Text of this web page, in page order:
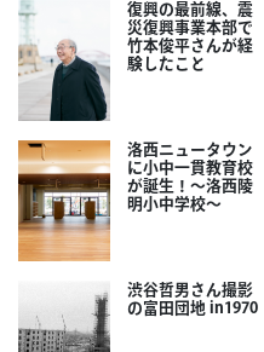
復興の最前線、震
災復興事業本部で
竹本俊平さんが経
験したこと
洛西ニュータウン
に小中一貫教育校
が誕生！～洛西陵
明小中学校～
渋谷哲男さん撮影
の富田団地 in1970